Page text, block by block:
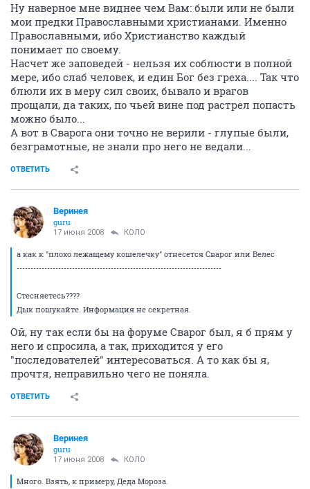
Ну наверное мне виднее чем Вам: были или не были
мои предки Православными христианами. Именно
Православными, ибо Христианство каждый
понимает по своему.
Насчет же заповедей - нельзя их соблюсти в полной
мере, ибо слаб человек, и един Бог без греха.... Так что
блюли их в меру сил своих, бывало и врагов
прощали, да таких, по чьей вине под растрел попасть
можно было...
А вот в Сварога они точно не верили - глупые были,
безграмотные, не знали про него не ведали...
ОТВЕТИТЬ
Веринея
guru
17 июня 2008 КОЛО
а как к "плохо лежащему кошелечку" отнесется Сварог или Велес
--------------------------------------------------------------------------
Стесняетесь????
Дык пошукайте. Информация не секретная.
Ой, ну так если бы на форуме Сварог был, я б прям у
него и спросила, а так, приходится у его
"последователей" интересоваться. А то как бы я,
прочтя, неправильно чего не поняла.
ОТВЕТИТЬ
Веринея
guru
17 июня 2008 КОЛО
Много. Взять, к примеру, Деда Мороза.